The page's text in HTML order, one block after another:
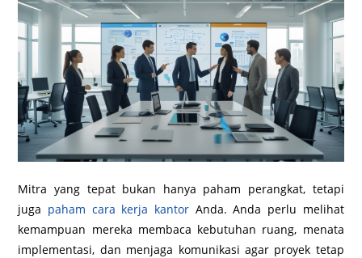
Mitra yang tepat bukan hanya paham perangkat, tetapi
juga paham cara kerja kantor Anda. Anda perlu melihat
kemampuan mereka membaca kebutuhan ruang, menata
implementasi, dan menjaga komunikasi agar proyek tetap